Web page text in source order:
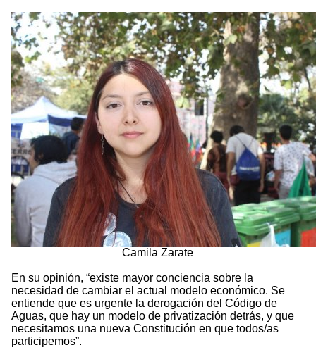
Camila Zarate
En su opinión, “existe mayor conciencia sobre la
necesidad de cambiar el actual modelo económico. Se
entiende que es urgente la derogación del Código de
Aguas, que hay un modelo de privatización detrás, y que
necesitamos una nueva Constitución en que todos/as
participemos”.